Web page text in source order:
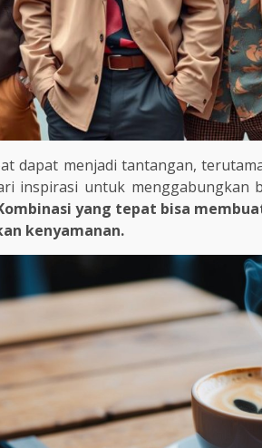
dapat menjadi tantangan,
inspirasi untuk menggabungkan
yang tepat bisa
kenyamanan.